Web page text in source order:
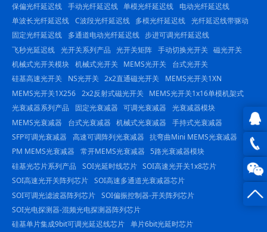
QQ在
线咨
0816
保偏光纤延迟线 手动光纤延迟线 单模光纤延迟线
电动光纤延迟线
单波长光纤延迟线 C波段光纤延迟线 多模光纤延迟线 光纤延迟线带驱动
固定光纤延迟线
多通道电动光纤延迟线 步进可调光纤延迟线
飞秒光延迟线 光开关系列产品 光开关矩阵 手动切换光开关 磁光开关
机械式光开关模块 机械式光开关 MEMS光开关
台式光开关
硅基高速光开关
NS光开关 2x2直通磁光开关
MEMS光开关1XN
MEMS光开关1X256 2x2反射式磁光开关
MEMS光开关1x16单模机架式
光衰减器系列产品
固定光衰减器 可调光衰减器
光衰减器模块
MEMS光衰减器
台式光衰减器 机械式光衰减器
手持式光衰减器
SFP可调光衰减器
高速可调阵列光衰减器 抗弯曲Mini MEMS光衰减器
PM MEMS光衰减器
常开MEMS光衰减器 5路光衰减器模块
硅基光芯片系列产品
SOI光延时线芯片 SOI高速光开关1x8芯片
SOI高速光开关阵列芯片 SOI高速多通道光衰减器芯片
SOI可调光滤波器阵列芯片 SOI偏振控制器-开关阵列芯片
SOI光电探测器-混频光电探测器阵列芯片
硅基单片集成9bit可调光延迟线芯片 单片6bit光延时芯片